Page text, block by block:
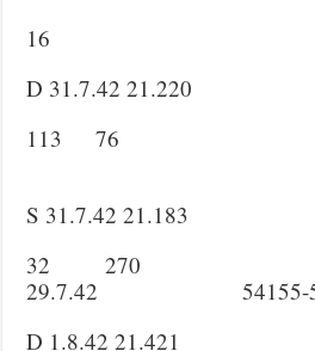
16
D 31.7.42 21.220
113 76
54079-
S 31.7.42 21.183
32 270
29.7.42 54155-
D 1.8.42 21.421